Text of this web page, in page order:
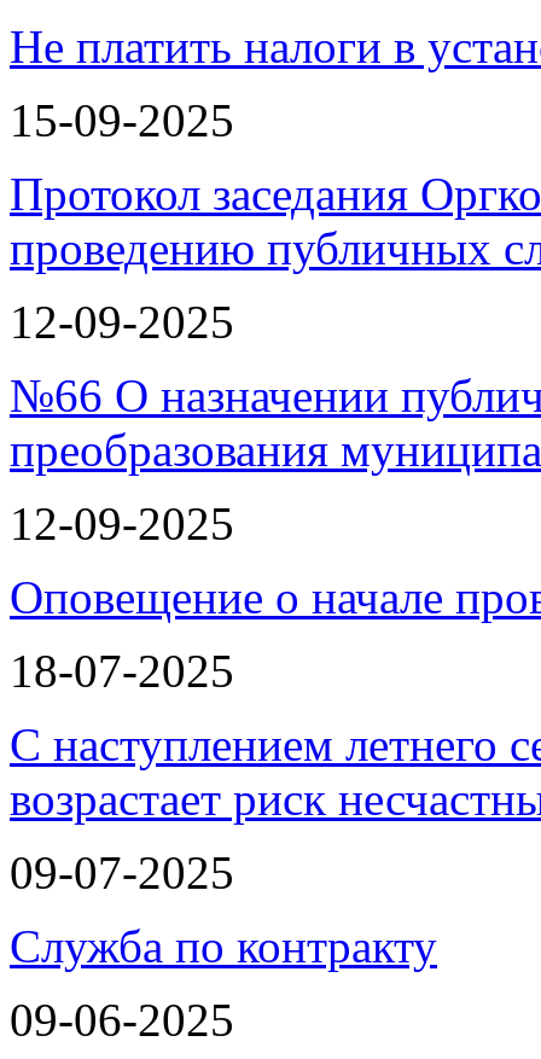
Не платить налоги в
15-09-2025
Протокол заседания
проведению публичных
12-09-2025
№66 О назначении
преобразования
12-09-2025
Оповещение о начале
18-07-2025
С наступлением летнего
возрастает риск
09-07-2025
Служба по контракту
09-06-2025